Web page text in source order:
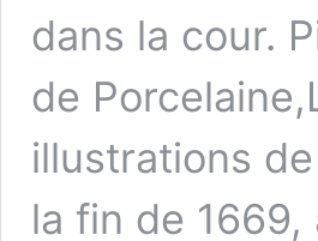
dans la cour.
de
illustrations
la fin de